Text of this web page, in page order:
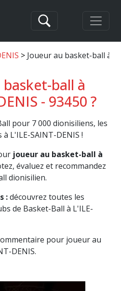
Joueur au basket-ball à
ball à
- 93450 ?
pour 7 000 dionisiliens, les
L'ILE-SAINT-DENIS !
joueur au basket-ball à
évaluez et recommandez
dionisilien.
:découvrez toutes les
de Basket-Ball à L'ILE-
pour joueur au
DENIS.